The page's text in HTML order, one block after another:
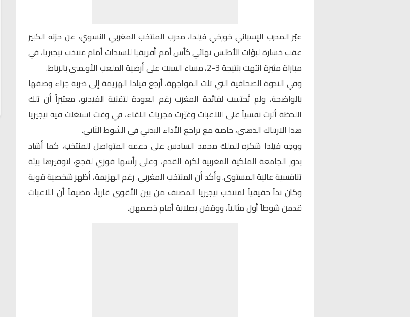
عبّر المدرب الإسباني خورخي فيلدا، مدرب المنتخب المغربي النسوي، عن حزنه الكبير
عقب خسارة لبؤات الأطلس نهائي كأس أمم أفريقيا للسيدات أمام منتخب نيجيريا، في
مباراة مثيرة انتهت بنتيجة 3-2، مساء السبت على أرضية الملعب الأولمبي بالرباط.
وفي الندوة الصحافية التي تلت المواجهة، أرجع فيلدا الهزيمة إلى ضربة جزاء وصفها
بالواضحة، ولم تُحتسب لفائدة المغرب رغم العودة لتقنية الفيديو، معتبراً أن تلك
اللحظة أثرت نفسياً على اللاعبات وغيّرت مجريات اللقاء، في وقت استغلت فيه نيجيريا
هذا الارتباك الذهني، خاصة مع تراجع الأداء البدني في الشوط الثاني.
ووجه فيلدا شكره للملك محمد السادس على دعمه المتواصل للمنتخب، كما أشاد
بدور الجامعة الملكية المغربية لكرة القدم، وعلى رأسها فوزي لقجع، لتوفيرها بيئة
تنافسية عالية المستوى. وأكد أن المنتخب المغربي، رغم الهزيمة، أظهر شخصية قوية
وكان نداً حقيقياً لمنتخب نيجيريا المصنف من بين الأقوى قارياً، مضيفاً أن اللاعبات
قدمن شوطاً أول مثالياً، ووقفن بصلابة أمام خصمهن.